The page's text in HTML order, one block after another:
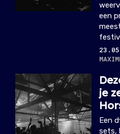
een
je
Een
sets,